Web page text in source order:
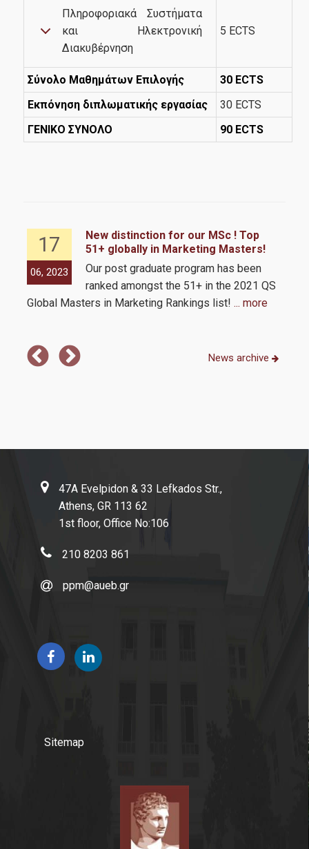
Πληροφοριακά Συστήματα
και Ηλεκτρονική
Διακυβέρνηση
5 ECTS
Σύνολο Μαθημάτων Επιλογής
30 ECTS
Εκπόνηση διπλωματικής εργασίας
30 ECTS
ΓΕΝΙΚΟ ΣΥΝΟΛΟ
90 ECTS
17
06, 2023
New distinction for our MSc ! Top
51+ globally in Marketing Masters!
Our post graduate program has been
ranked amongst the 51+ in the 2021 QS
Global Masters in Marketing Rankings list! ... more
News archive
47A Evelpidon & 33 Lefkados Str.,
Athens, GR 113 62
1st floor, Office No:106
210 8203 861
ppm@aueb.gr
Sitemap